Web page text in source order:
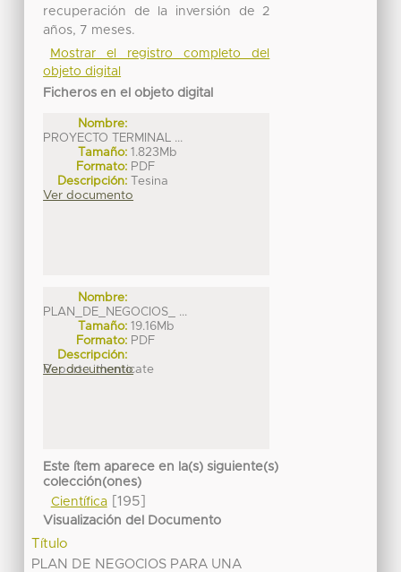
recuperación de la inversión de 2
años, 7 meses.
Mostrar el registro completo del
objeto digital
Ficheros en el objeto digital
Nombre:
PROYECTO TERMINAL ...
Tamaño: 1.823Mb
Formato: PDF
Descripción: Tesina
Ver documento
Nombre:
PLAN_DE_NEGOCIOS_ ...
Tamaño: 19.16Mb
Formato: PDF
Descripción:
Reporte ithenticate
Ver documento
Este ítem aparece en la(s) siguiente(s)
colección(ones)
Científica[195]
Visualización del Documento
Título
PLAN DE NEGOCIOS PARA UNA